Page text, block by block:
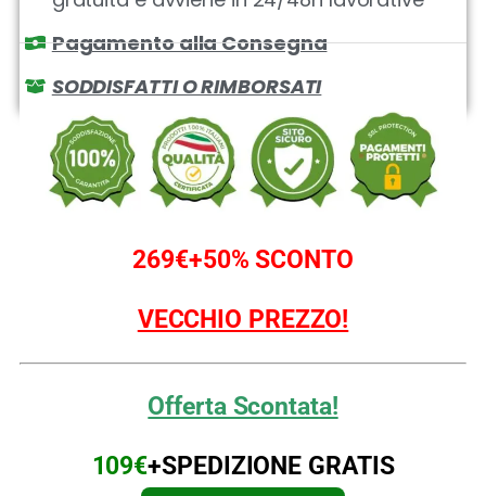
Pagamento alla Consegna
SODDISFATTI O RIMBORSATI
269€+50% SCONTO
VECCHIO PREZZO!
Offerta Scontata!
109€+SPEDIZIONE GRATIS